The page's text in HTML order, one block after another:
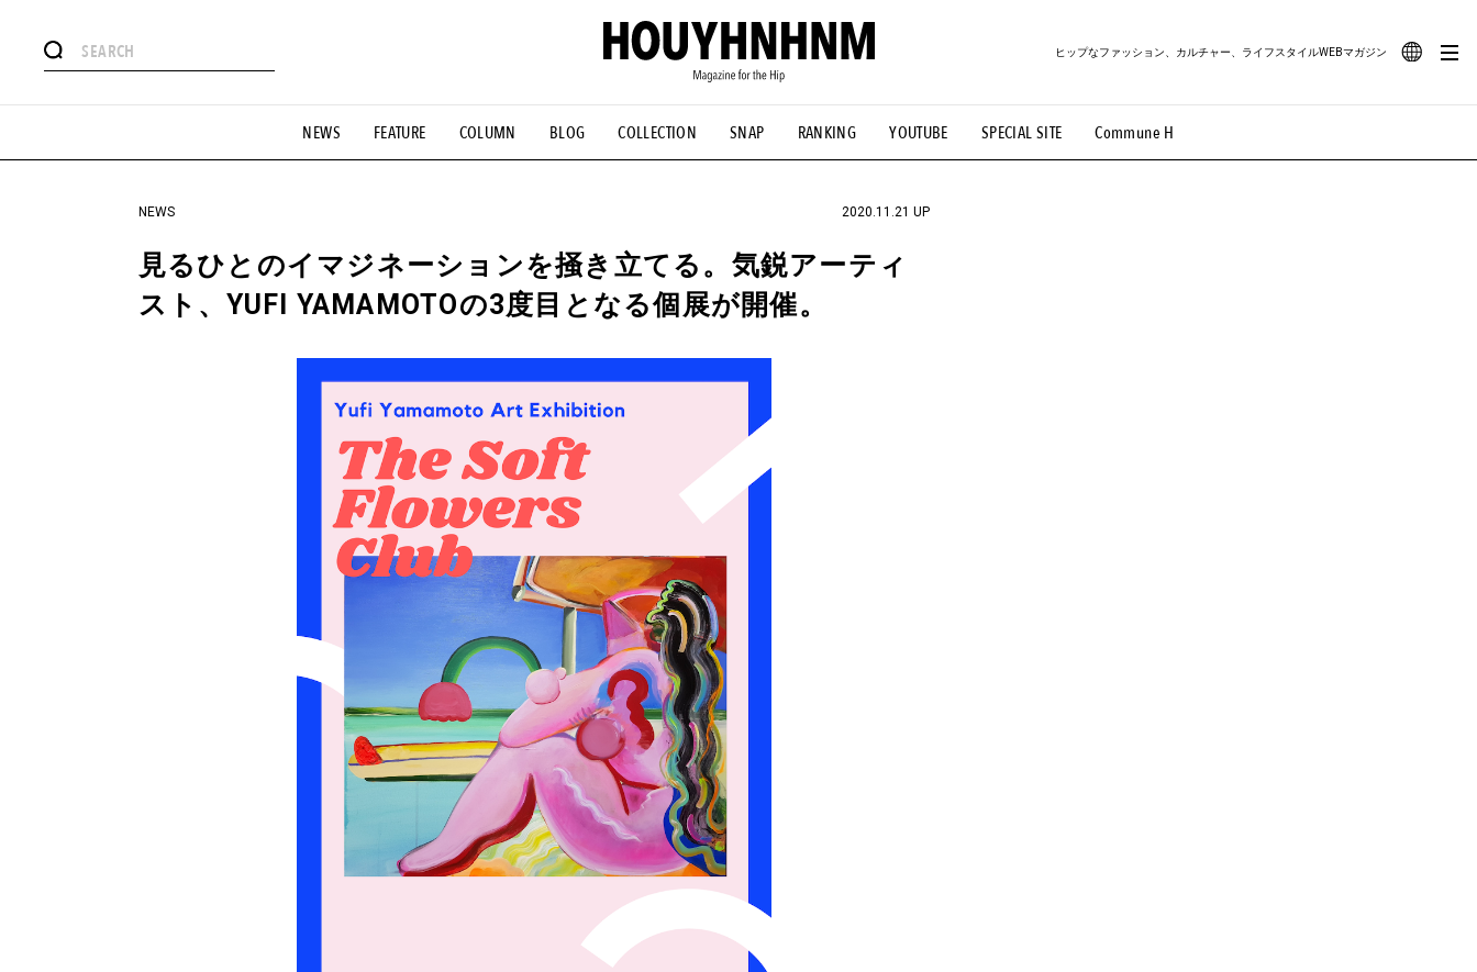
NEWS FEATURE COLUMN BLOG COLLECTION SNAP RANKING YOUTUBE SPECIAL SITE Commune H
ヒップなファッション、カルチャー、ライフスタイルWEBマガジン
#憧れの逸品 #ESSENTIAL DESIGNS #古着サミット #NEW VINTAGE #マイナーグッド図鑑 #路地裏てぃーん。 #MONTHLY JOURNAL
#GH 銘品の所以 #フイナムのYouTube #Commune H #FOCUS IT #AH.H #ととけん #FASHION #MUSIC #MOVIE #LIFESTYLE #SNEAKER #OUTDOOR
#HANDSOME HANDBOOK
NEWS 2020.11.21 UP
見るひとのイマジネーションを掻き立てる。気鋭アーティ
スト、YUFI YAMAMOTOの3度目となる個展が開催。